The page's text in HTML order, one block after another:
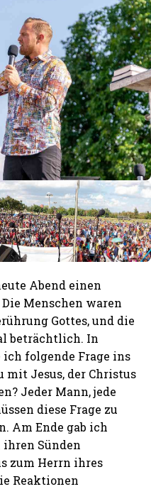
Abend einen
Menschen waren
Gottes, und die
beträchtlich. In
folgende Frage ins
mit Jesus, der Christus
Jeder Mann, jede
diese Frage zu
Am Ende gab ich
ihren Sünden
zum Herrn ihres
Reaktionen